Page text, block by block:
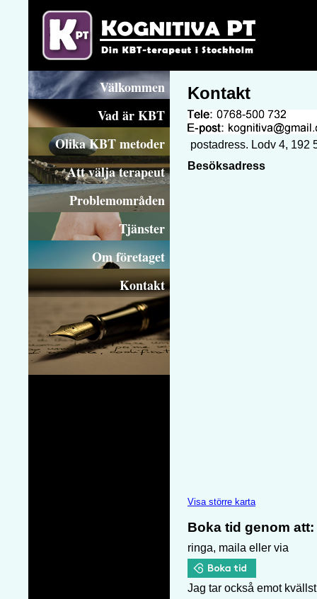
Välkommen
Vad är KBT
Olika KBT metoder
Att välja terapeut
Problemområden
Tjänster
Om företaget
Kontakt
Kontakt
postadress. Lodv 4, 192
Besöksadress
Visa större karta
Boka tid genom att:
ringa, maila eller via
Jag tar också emot